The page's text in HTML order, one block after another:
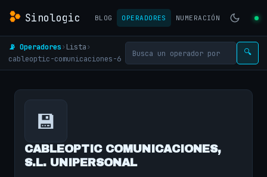
Sinologic BLOG OPERADORES NUMERACIÓN
📡 Operadores› Lista›
cableoptic-comunicaciones-6
🔍
💾
CABLEOPTIC COMUNICACIONES,
S.L. UNIPERSONAL